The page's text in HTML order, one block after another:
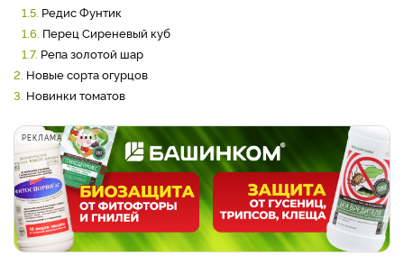
1.5. Редис Фунтик
1.6. Перец Сиреневый куб
1.7. Репа золотой шар
2. Новые сорта огурцов
3. Новинки томатов
РЕКЛАМА